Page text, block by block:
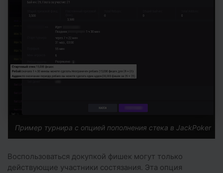
Пример турнира с опцией пополнения стека в JackPoker
Воспользоваться докупкой фишек могут только
действующие участники состязания. Эта опция